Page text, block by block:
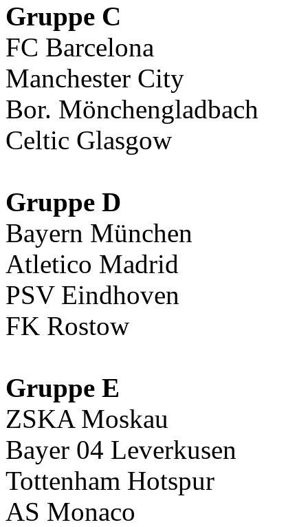
Gruppe C
FC Barcelona
Manchester City
Bor. Mönchengladbach
Celtic Glasgow
Gruppe D
Bayern München
Atletico Madrid
PSV Eindhoven
FK Rostow
Gruppe E
ZSKA Moskau
Bayer 04 Leverkusen
Tottenham Hotspur
AS Monaco